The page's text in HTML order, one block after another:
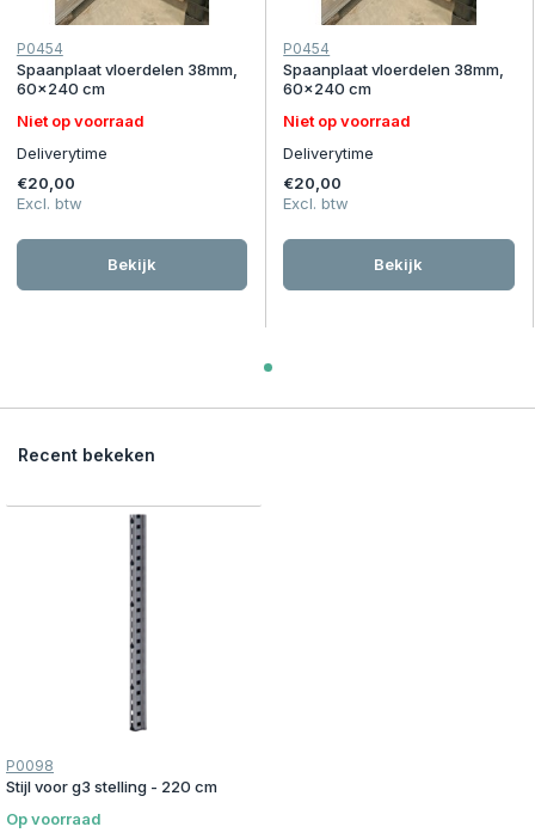
P0454
Spaanplaat vloerdelen 38mm,
60x240 cm
Niet op voorraad
Deliverytime
€20,00
Excl. btw
Bekijk
P0454
Spaanplaat vloerdelen 38mm,
60x240 cm
Niet op voorraad
Deliverytime
€20,00
Excl. btw
Bekijk
Recent bekeken
P0098
Stijl voor g3 stelling - 220 cm
Op voorraad